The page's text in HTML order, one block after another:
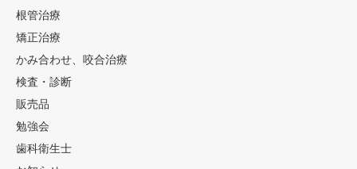
根管治療
矯正治療
かみ合わせ、咬合治療
検査・診断
販売品
勉強会
歯科衛生士